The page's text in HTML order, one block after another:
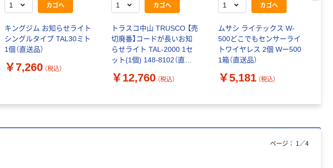
カゴへ
キングジム お知らせライト
シングルタイプ TAL30ミト
1個（直送品）
￥7,260 （税込）
カゴへ
トラスコ中山 TRUSCO 【売
切廃番】コードが長いお知
らせライト TAL-2000 1セ
ット(1個) 148-8102（直送
￥12,760 （税込）
カゴへ
ムサシ ライテックス W-
500どこでもセンサーライ
トワイヤレス 2個 Wー500
1箱（直送品）
￥5,181 （税込）
ページ： 1 ／4